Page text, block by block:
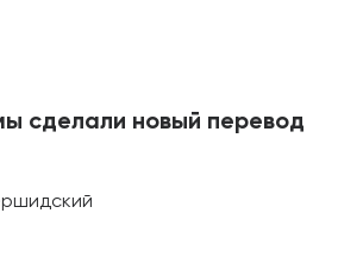
сделали новый перевод